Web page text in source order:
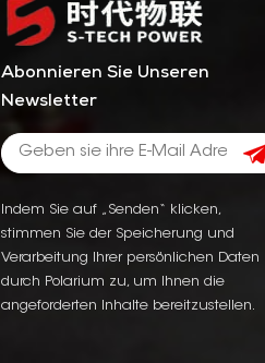
Abonnieren Sie Unseren
Newsletter
Indem Sie auf „Senden“ klicken,
stimmen Sie der Speicherung und
Verarbeitung Ihrer persönlichen Daten
durch Polarium zu, um Ihnen die
angeforderten Inhalte bereitzustellen.